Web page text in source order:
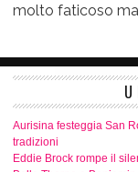
molto faticoso
Aurisina festeggia San
tradizioni
Eddie Brock rompe il